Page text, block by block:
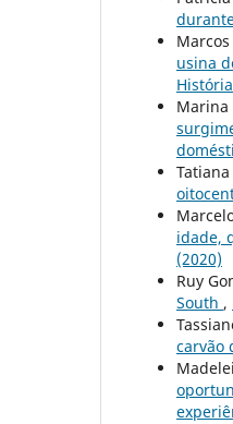
usina
Marina
idade,
(2020)
Ruy
South ,
carvão